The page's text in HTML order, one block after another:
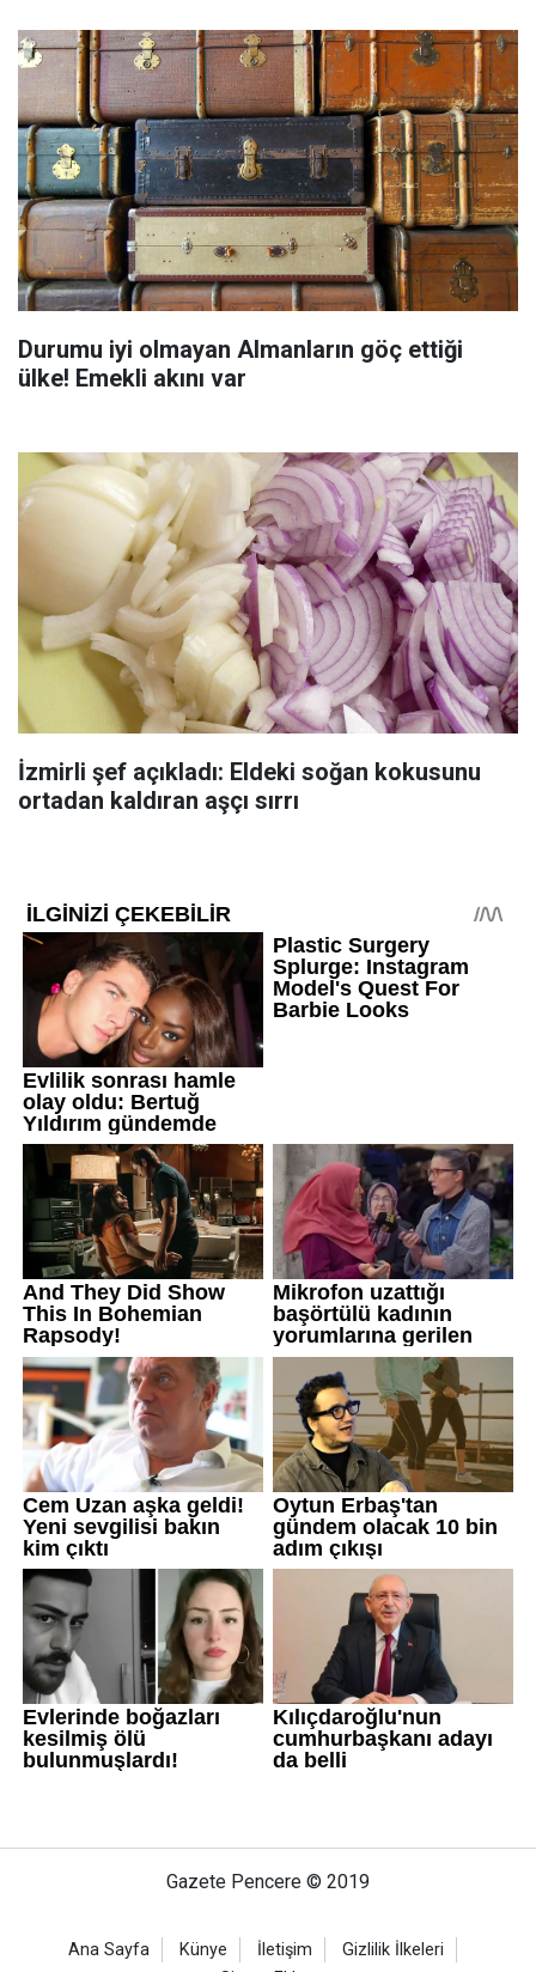
Durumu iyi olmayan Almanların göç ettiği
ülke! Emekli akını var
İzmirli şef açıkladı: Eldeki soğan kokusunu
ortadan kaldıran aşçı sırrı
Gazete Pencere © 2019
Ana Sayfa Künye İletişim
Gizlilik İlkeleri